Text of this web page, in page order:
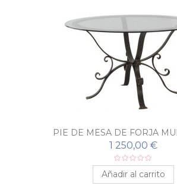
PIE DE MESA DE FORJA
1 250,00 €
Añadir al carrito